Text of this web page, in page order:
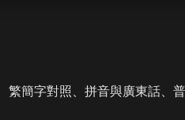
繁簡字對照、拼音與廣東話、